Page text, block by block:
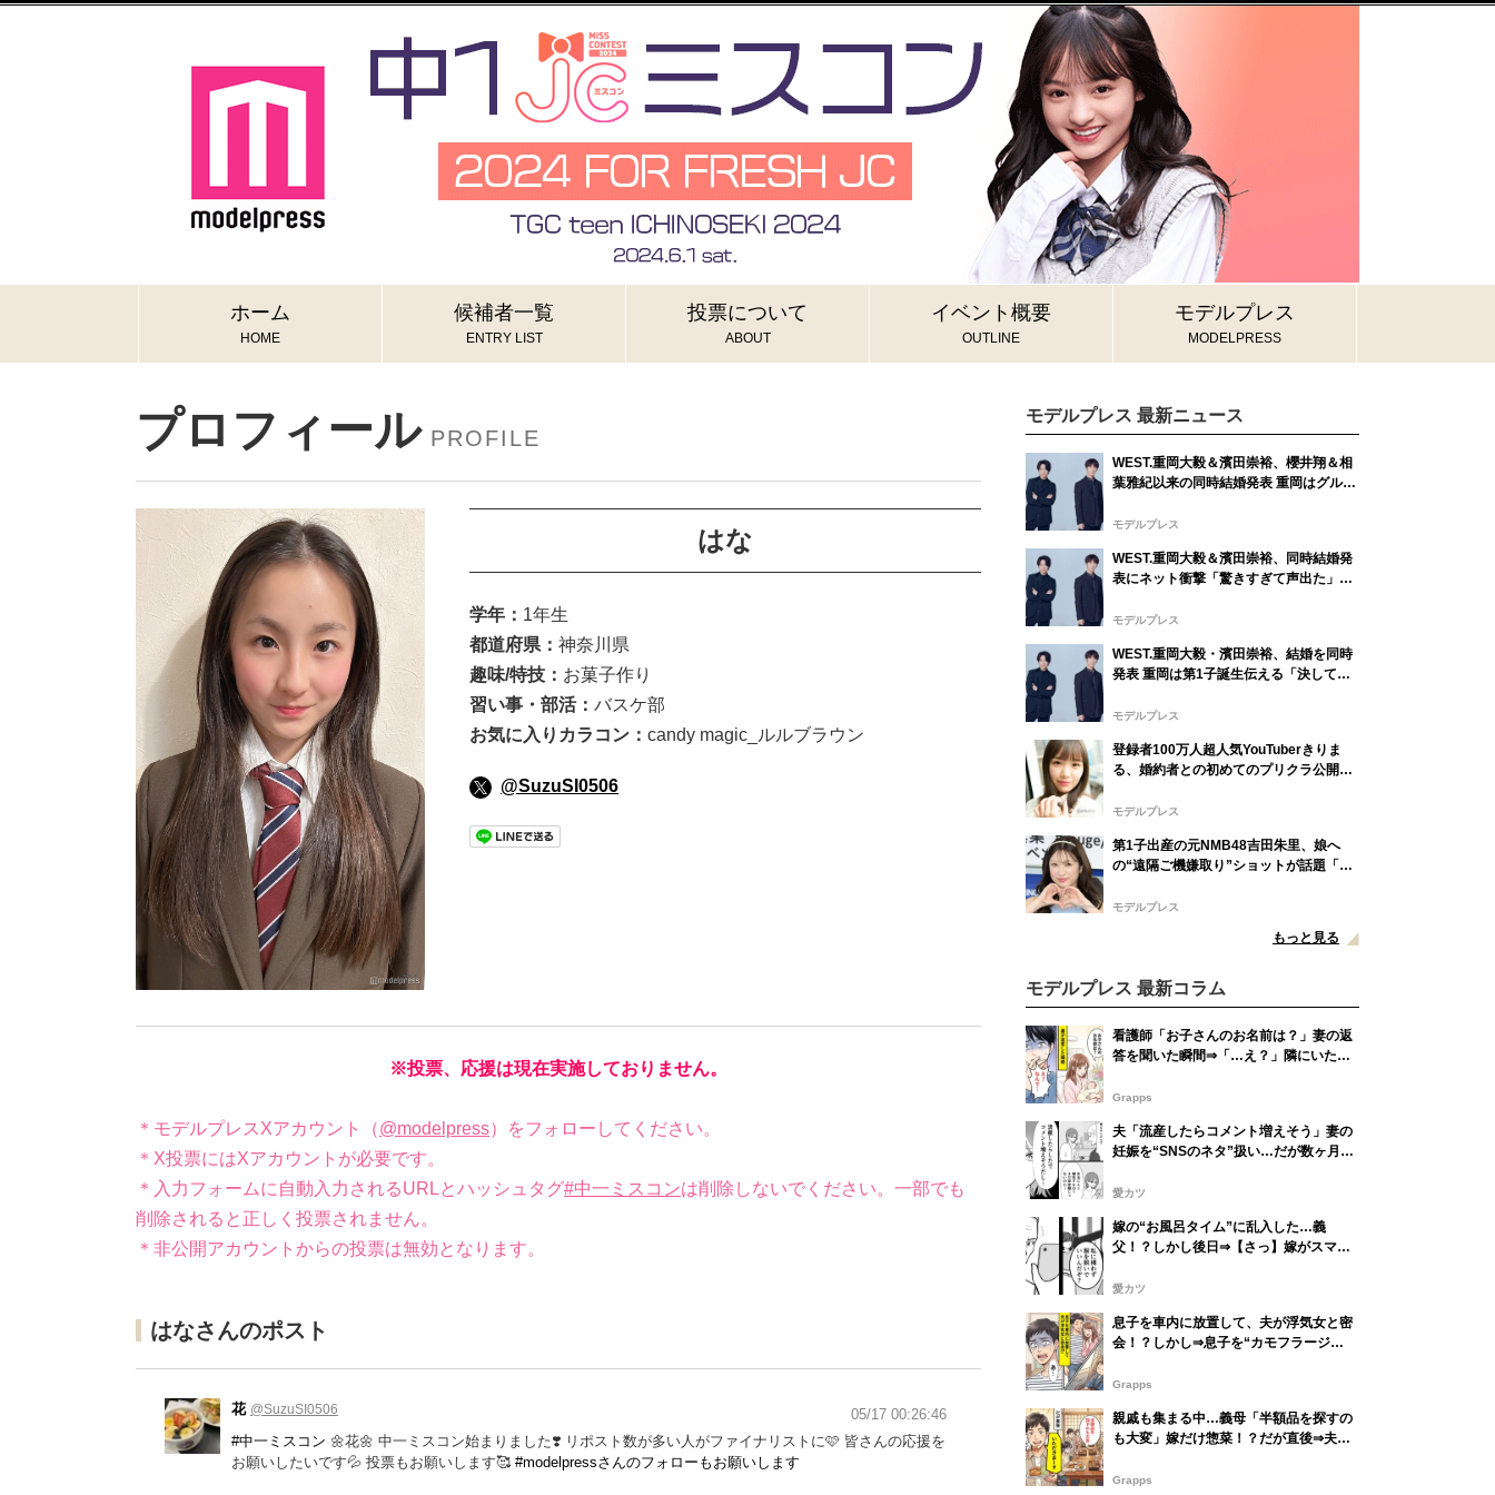
ホーム
HOME
候補者一覧
ENTRY LIST
投票について
ABOUT
イベント概要
OUTLINE
モデルプレス
MODELPRESS
プロフィール PROFILE
はな
学年： 1年生
都道府県： 神奈川県
趣味/特技： お菓子作り
習い事・部活： バスケ部
お気に入りカラコン ： candy magic_ルルブラウン
@SuzuSI0506
※投票、応援は現在実施しておりません。
＊モデルプレスXアカウント（@modelpress）をフォローしてください。
＊X投票にはXアカウントが必要です。
＊入力フォームに自動入力されるURLとハッシュタグ#中一ミスコンは削除しないでください。一部でも
削除されると正しく投票されません。
＊非公開アカウントからの投票は無効となります。
はなさんのポスト
花 @SuzuSI0506
#中一ミスコン 🌼花🌼 中一ミスコン始まりました❣️ リポスト数が多い人がファイナリストに🩷 皆さんの応援を
お願いしたいです💦 投票もお願いします🥰 #modelpressさんのフォローもお願いします
05/17 00:26:46
モデルプレス 最新ニュース
WEST.重岡大毅＆濱田崇裕、櫻井翔＆相
葉雅紀以来の同時結婚発表 重岡はグルー
モデルプレス
WEST.重岡大毅＆濱田崇裕、同時結婚発
表にネット衝撃「驚きすぎて声出た」
人が既婚者に
モデルプレス
WEST.重岡大毅・濱田崇裕、結婚を同時
発表 重岡は第1子誕生伝える「決して当
文】
モデルプレス
登録者100万人超人気YouTuberきりま
る、婚約者との初めてのプリクラ公開
い」と反響
モデルプレス
第1子出産の元NMB48吉田朱里、娘へ
の“遠隔ご機嫌取り”ショットが話題「顔
デア」と反響
モデルプレス
もっと見る
モデルプレス 最新コラム
看護師「お子さんのお名前は？」妻の返
答を聞いた瞬間⇒「…え？」隣にいた夫
Grapps
夫「流産したらコメント増えそう」妻の
妊娠を“SNSのネタ”扱い…だが数ヶ月後
愛カツ
嫁の“お風呂タイム”に乱入した…義
父！？しかし後日⇒【さっ】嫁がスマホ
愛カツ
息子を車内に放置して、夫が浮気女と密
会！？しかし⇒息子を“カモフラージ
Grapps
親戚も集まる中…義母「半額品を探すの
も大変」嫁だけ惣菜！？だが直後⇒夫
Grapps